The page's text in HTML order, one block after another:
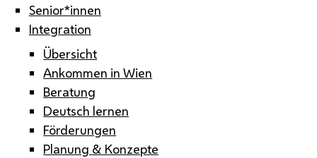
Senior*innen
Integration
Übersicht
Ankommen in Wien
Beratung
Deutsch lernen
Förderungen
Planung & Konzepte